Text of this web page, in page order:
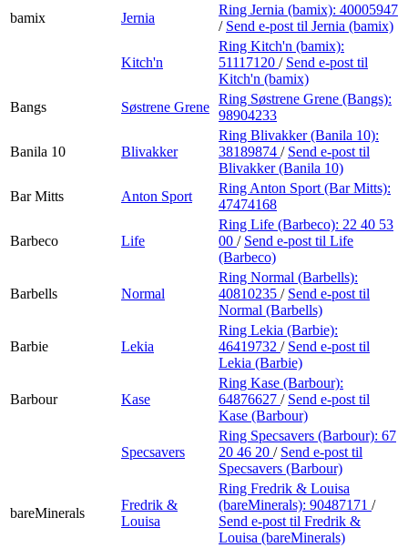
bamix
Jernia
Ring Jernia (bamix): 40005947
/ Send e-post til Jernia (bamix)
Kitch'n
Ring Kitch'n (bamix):
51117120 / Send e-post til
Kitch'n (bamix)
Bangs
Søstrene Grene
Ring Søstrene Grene (Bangs):
98904233
Banila 10 Blivakker
Ring Blivakker (Banila 10):
38189874 / Send e-post til
Blivakker (Banila 10)
Bar Mitts
Anton Sport
Ring Anton Sport (Bar Mitts):
47474168
Barbeco Life
Ring Life (Barbeco): 22 40 53
00 / Send e-post til Life
(Barbeco)
Barbells Normal
Ring Normal (Barbells):
40810235 / Send e-post til
Normal (Barbells)
Barbie Lekia
Ring Lekia (Barbie):
46419732 / Send e-post til
Lekia (Barbie)
Barbour Kase
Ring Kase (Barbour):
64876627 / Send e-post til
Kase (Barbour)
Specsavers
Ring Specsavers (Barbour): 67
20 46 20 / Send e-post til
Specsavers (Barbour)
bareMinerals
Fredrik &
Louisa
Ring Fredrik & Louisa
(bareMinerals): 90487171 /
Send e-post til Fredrik &
Louisa (bareMinerals)